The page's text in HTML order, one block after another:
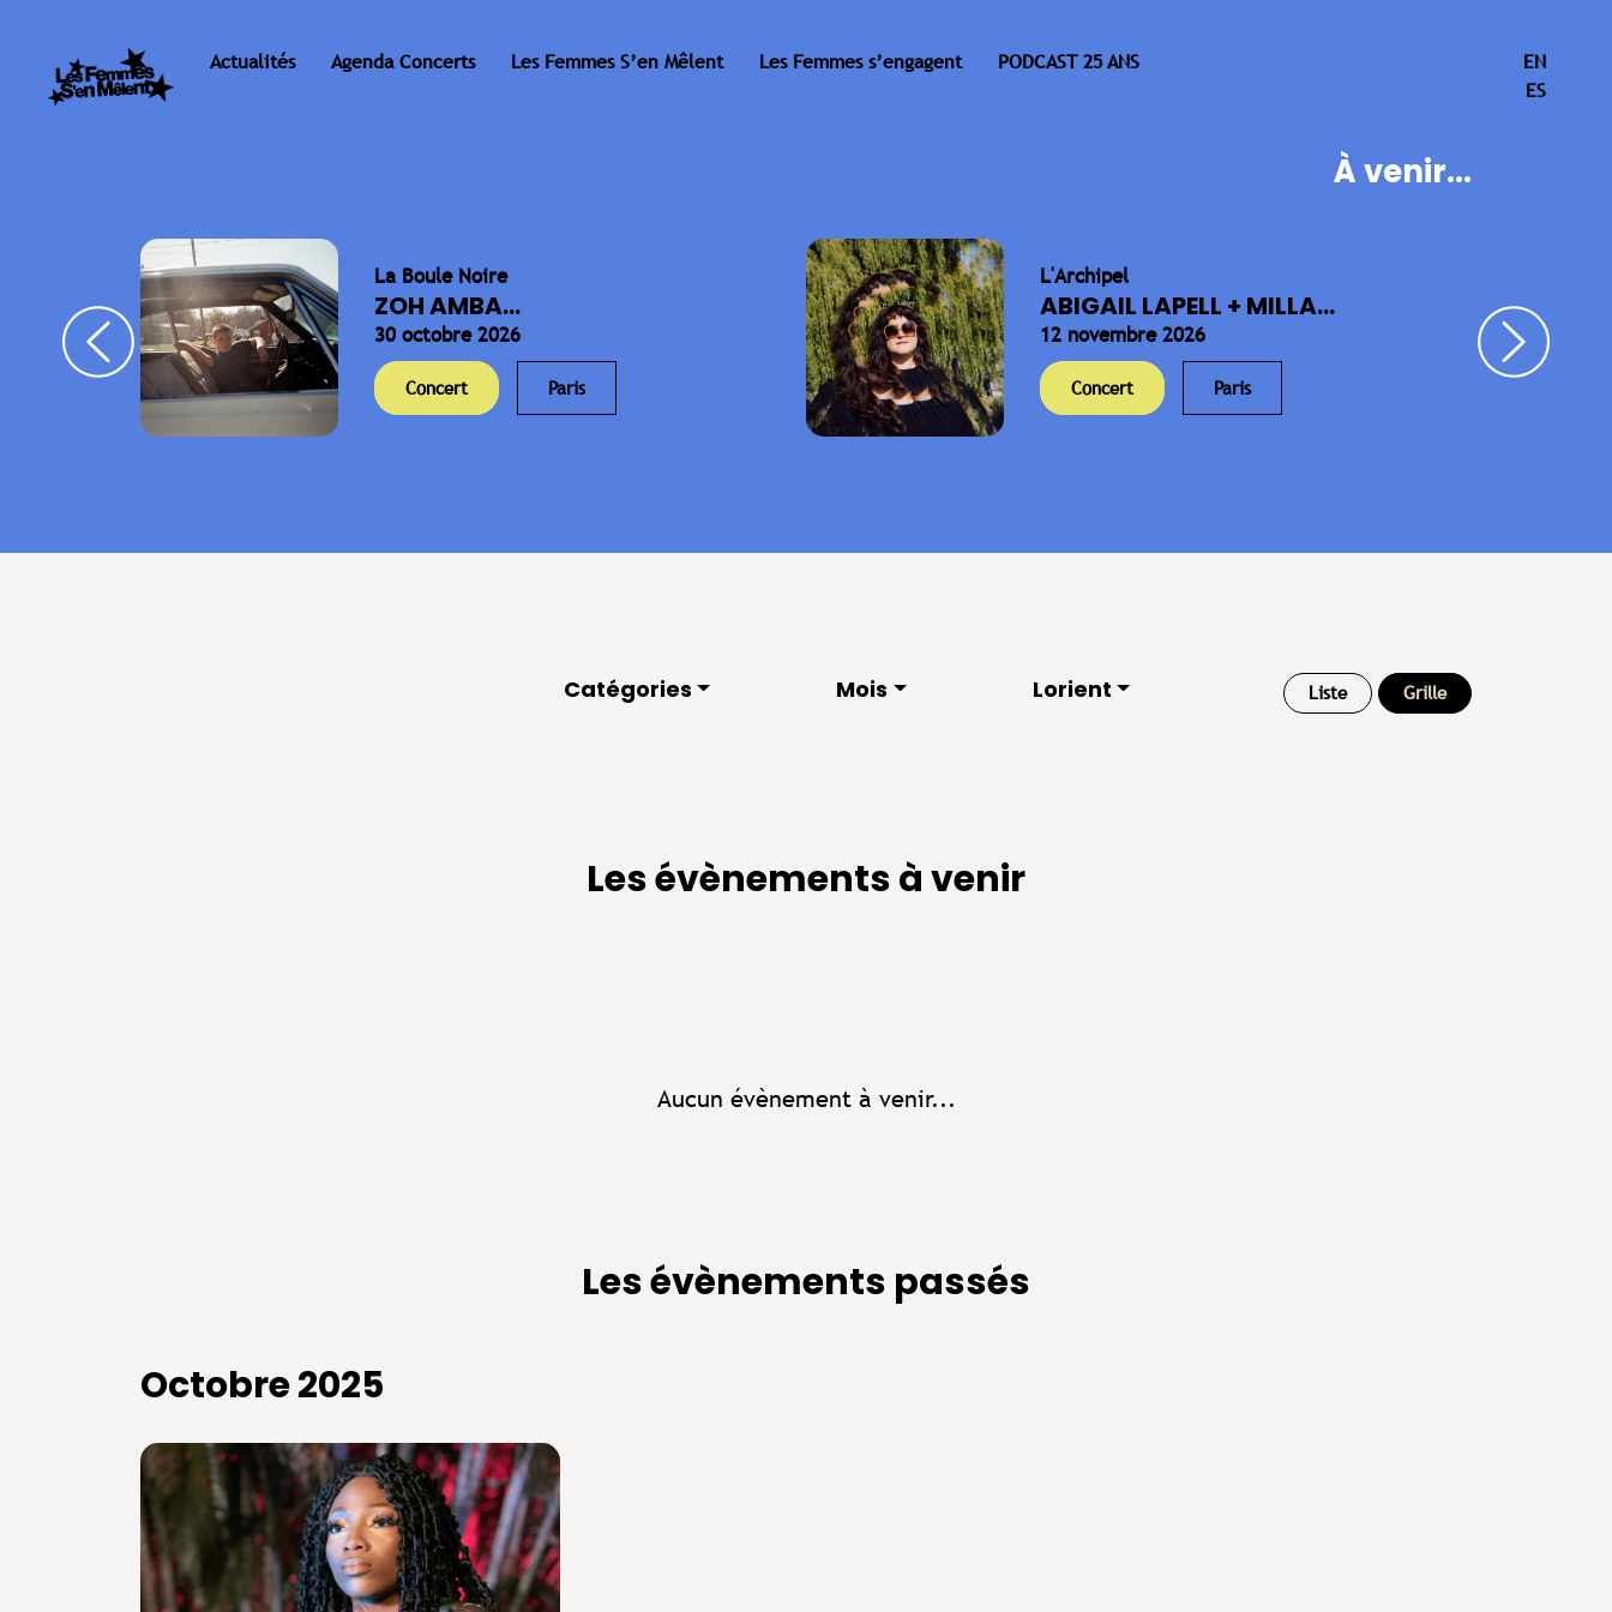
Actualités Agenda Concerts Les Femmes S’en Mêlent Les Femmes s’engagent PODCAST 25 ANS
EN
ES
À venir...
La Boule Noire
ZOH AMBA...
30 octobre 2026
Concert Paris
L'Archipel
ABIGAIL LAPELL + MILLA...
12 novembre 2026
Concert Paris
Catégories Mois Lorient Liste Grille
Les évènements à venir
Aucun évènement à venir...
Les évènements passés
Octobre 2025